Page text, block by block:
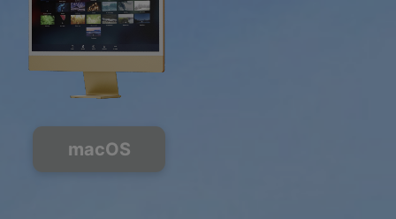
macOS